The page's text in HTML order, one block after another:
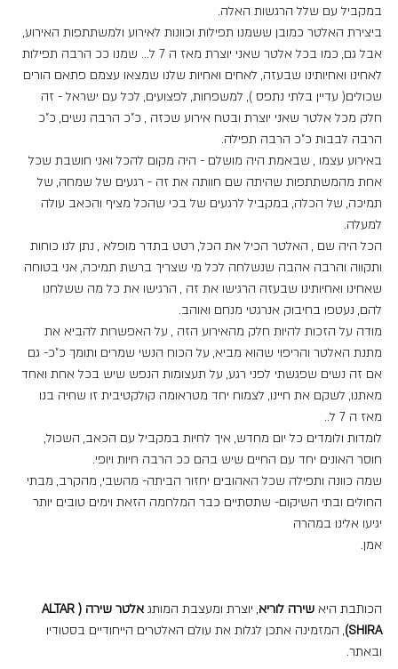
במקביל עם שלל הרגשות האלה.
ביצירת האלטר כמובן ששמנו תפילות וכוונות לאירוע ולמשתתפות האירוע,
אבל גם, כמו בכל אלטר שאני יוצרת מאז ה 7 ל… שמנו ככ הרבה תפילות
לאחינו ואחיותינו שבעזה, לאחים ואחיות שלנו שמצאו עצמם פתאם הורים
שכולים( עדיין בלתי נתפס ), למשפחות, לפצועים, לכל עם ישראל - זה
חלק מכל אלטר שאני יוצרת ובטח אירוע שכזה , כ"כ הרבה נשים, כ"כ
הרבה לבבות כ"כ הרבה תפילה.
באירוע עצמו , שבאמת היה מושלם - היה מקום להכל ואני חושבת שכל
אחת מהמשתתפות שהיתה שם חוותה את זה - רגעים של שמחה, של
תמיכה, של הכלה, במקביל לרגעים של בכי שהכל מציף והכאב עולה
למעלה.
הכל היה שם , האלטר הכיל את הכל, רטט בתדר מופלא , נתן לנו כוחות
ותקווה והרבה אהבה שנשלחה לכל מי שצריך ברשת תמיכה, אני בטוחה
שאחינו ואחיותינו שבעזה הרגישו את זה , הרגישו את כל מה ששלחנו
להם, נעטפו בחיבוק אנרגטי מנחם ואוהב.
מודה על הזכות להיות חלק מהאירוע הזה , על האפשרות להביא את
מתנת האלטר והריפוי שהוא מביא, על הכוח הנשי שמרים ותומך כ"כ- גם
אם זה נשים שפגשתי לפני רגע, על תעצומות הנפש שיש בכל אחת ואחד
מאתנו, לשקם את חיינו, לצמוח יחד מטראומה קולקטיבית זו שחיה בנו
מאז ה 7 ל..
לומדות ולומדים כל יום מחדש, איך לחיות במקביל עם הכאב, השכול,
חוסר האונים יחד עם החיים שיש בהם ככ הרבה חיות ויופי.
שמה כוונה ותפילה שכל האהובים יחזור הביתה- מהשבי, מהקרב, מבתי
החולים ובתי השיקום- שתסתיים כבר המלחמה הזאת וימים טובים יותר
יגיעו אלינו במהרה
אמן.
הכותבת היא שירה לוריא, יוצרת ומעצבת המותג
אלטר שירה (ALTAR
SHIRA) , המזמינה אתכן לגלות את עולם האלטרים הייחודיים בסטודיו
ובאתר.